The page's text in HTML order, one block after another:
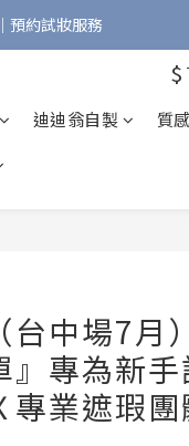
運🇫🇷
預約試妝服務
$
迪迪翁自製
質
（台中場7
』專為新
專業遮瑕